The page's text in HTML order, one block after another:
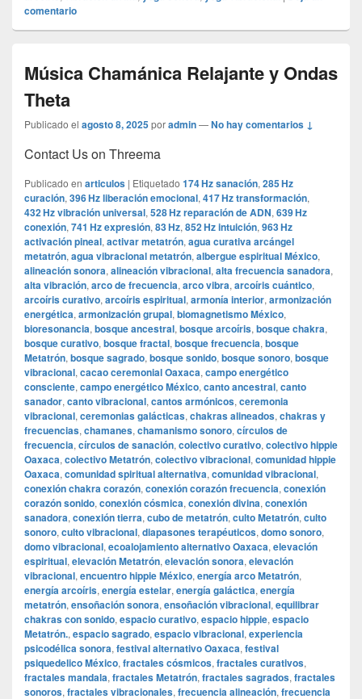
comentario
Música Chamánica Relajante y Ondas
Theta
Publicado el agosto 8, 2025poradmin—No hay comentarios ↓
Contact Us on Threema
Publicado en articulos | Etiquetado 174 Hz sanación, 285 Hz
curación, 396 Hz liberación emocional, 417 Hz transformación,
432 Hz vibración universal, 528 Hz reparación de ADN, 639 Hz
conexión, 741 Hz expresión, 83 Hz, 852 Hz intuición, 963 Hz
activación pineal, activar metatrón, agua curativa arcángel
metatrón, agua vibracional metatrón, albergue espiritual México,
alineación sonora, alineación vibracional, alta frecuencia sanadora,
alta vibración, arco de frecuencia, arco vibra, arcoíris cuántico,
arcoíris curativo, arcoíris espiritual, armonía interior, armonización
energética, armonización grupal, biomagnetismo México,
bioresonancia, bosque ancestral, bosque arcoíris, bosque chakra,
bosque curativo, bosque fractal, bosque frecuencia, bosque
Metatrón, bosque sagrado, bosque sonido, bosque sonoro, bosque
vibracional, cacao ceremonial Oaxaca, campo energético
consciente, campo energético México, canto ancestral, canto
sanador, canto vibracional, cantos armónicos, ceremonia
vibracional, ceremonias galácticas, chakras alineados, chakras y
frecuencias, chamanes, chamanismo sonoro, círculos de
frecuencia, círculos de sanación, colectivo curativo, colectivo hippie
Oaxaca, colectivo Metatrón, colectivo vibracional, comunidad hippie
Oaxaca, comunidad spiritual alternativa, comunidad vibracional,
conexión chakra corazón, conexión corazón frecuencia, conexión
corazón sonido, conexión cósmica, conexión divina, conexión
sanadora, conexión tierra, cubo de metatrón, culto Metatrón, culto
sonoro, culto vibracional, diapasones terapéuticos, domo sonoro,
domo vibracional, ecoalojamiento alternativo Oaxaca, elevación
espiritual, elevación Metatrón, elevación sonora, elevación
vibracional, encuentro hippie México, energía arco Metatrón,
energía arcoíris, energía estelar, energía galáctica, energía
metatrón, ensoñación sonora, ensoñación vibracional, equilibrar
chakras con sonido, espacio curativo, espacio hippie, espacio
Metatrón., espacio sagrado, espacio vibracional, experiencia
psicodélica sonora, festival alternativo Oaxaca, festival
psiquedelico México, fractales cósmicos, fractales curativos,
fractales mandala, fractales Metatrón, fractales sagrados, fractales
sonoros, fractales vibracionales, frecuencia alineación, frecuencia